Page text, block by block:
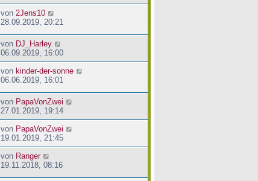
von 2Jens10
28.09.2019, 20:21
von DJ_Harley
06.09.2019, 16:00
von kinder-der-sonne
06.06.2019, 16:01
von PapaVonZwei
27.01.2019, 19:14
von PapaVonZwei
19.01.2019, 21:45
von Ranger
19.11.2018, 08:16